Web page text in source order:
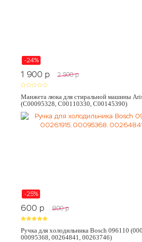
-24%
1 900 p 2 500 p
Манжета люка для стиральной машины
(C00095328, C00110330, C00145390)
-25%
600 p 800 p
Ручка для холодильника Bosch 096110
00095368, 00264841, 00263746)